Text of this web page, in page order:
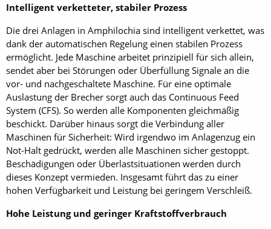
Intelligent verketteter, stabiler Prozess
Die drei Anlagen in Amphilochia sind intelligent verkettet, was
dank der automatischen Regelung einen stabilen Prozess
ermöglicht. Jede Maschine arbeitet prinzipiell für sich allein,
sendet aber bei Störungen oder Überfüllung Signale an die
vor- und nachgeschaltete Maschine. Für eine optimale
Auslastung der Brecher sorgt auch das Continuous Feed
System (CFS). So werden alle Komponenten gleichmäßig
beschickt. Darüber hinaus sorgt die Verbindung aller
Maschinen für Sicherheit: Wird irgendwo im Anlagenzug ein
Not-Halt gedrückt, werden alle Maschinen sicher gestoppt.
Beschädigungen oder Überlastsituationen werden durch
dieses Konzept vermieden. Insgesamt führt das zu einer
hohen Verfügbarkeit und Leistung bei geringem Verschleiß.
Hohe Leistung und geringer Kraftstoffverbrauch